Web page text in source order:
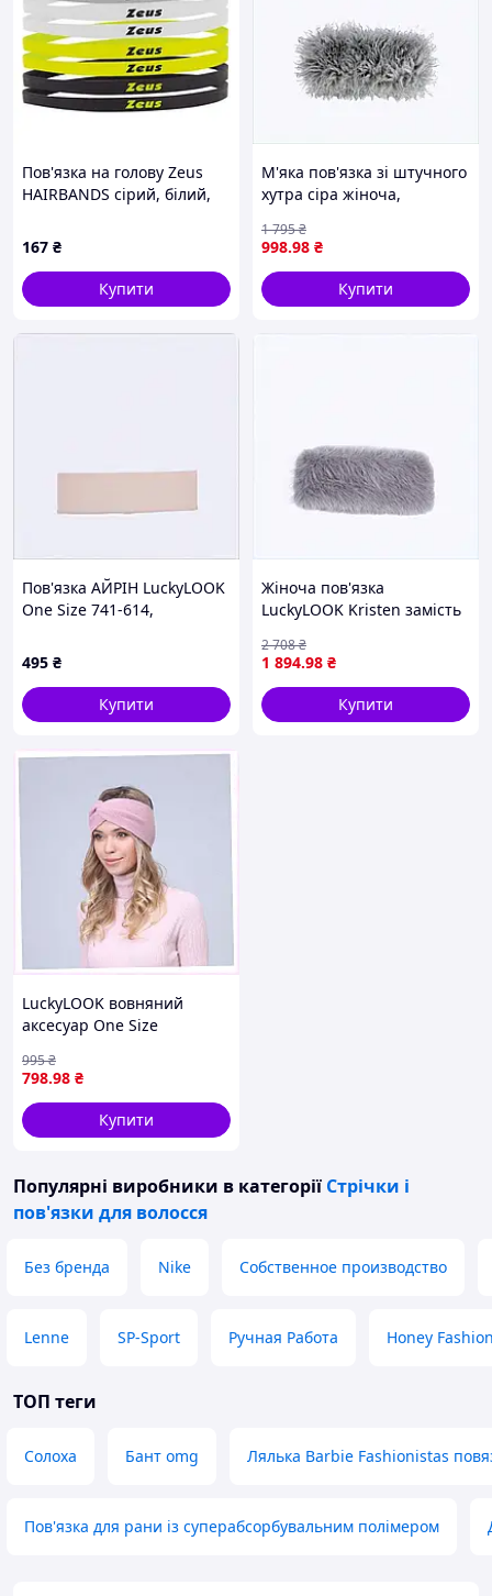
Пов'язка на голову Zeus
HAIRBANDS сірий, білий,
Z01620 (ПОШТУЧНО)
(Оригінал) Сірий
167 ₴
Купити
М'яка пов'язка зі штучного
хутра сіра жіноча,
998.98 ₴
1 795₴
Купити
Пов'язка АЙРІН LuckyLOOK
One Size 741-614,
495 ₴
Купити
Жіноча пов'язка
LuckyLOOK Kristen замість
1 894.98 ₴
2 708₴
Купити
LuckyLOOK вовняний
аксесуар One Size
798.98 ₴
995₴
Купити
Популярні виробники в категорії Стрічки і
пов'язки для волосся
Без бренда Nike Собственное производство
Lenne SP-Sport Ручная Работа Honey
ТОП теги
Солоха Бант omg Лялька Barbie Fashionistas
Пов'язка для рани із суперабсорбувальним полімером